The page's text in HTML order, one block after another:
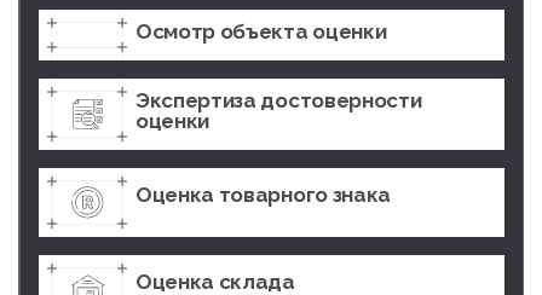
Осмотр объекта оценки
Экспертиза достоверности
оценки
Оценка товарного знака
Оценка склада